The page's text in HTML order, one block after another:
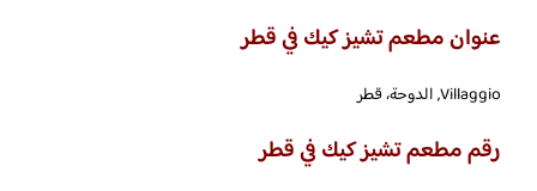
عنوان مطعم تشيز كيك في قطر
Villaggio, الدوحة، قطر
رقم مطعم تشيز كيك في قطر